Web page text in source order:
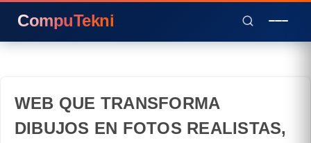
CompuTekni
WEB QUE TRANSFORMA
DIBUJOS EN FOTOS REALISTAS,